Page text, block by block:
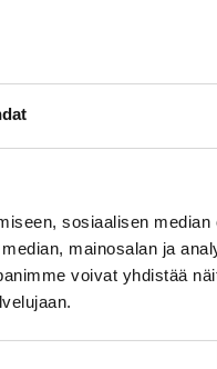
sosiaalisen
mainosalan ja
voivat yhdistää